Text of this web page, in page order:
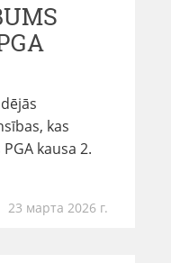
kas
kausa 2.
23 марта 2026 г.